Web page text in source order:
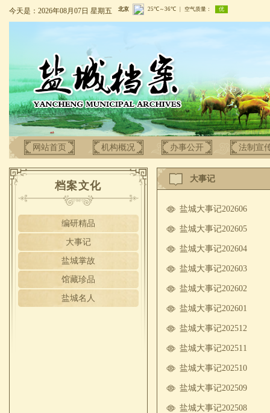
今天是：2026年08月07日 星期五
网站首页 机构概况 办事公开 法制宣
档案文化
编研精品
大事记
盐城掌故
馆藏珍品
盐城名人
大事记
盐城大事记202606
盐城大事记202605
盐城大事记202604
盐城大事记202603
盐城大事记202602
盐城大事记202601
盐城大事记202512
盐城大事记202511
盐城大事记202510
盐城大事记202509
盐城大事记202508